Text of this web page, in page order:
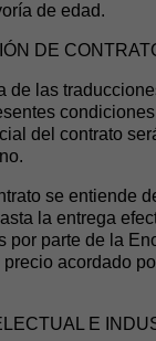
de edad.
DE
de las
del contrato
se entiende
la entrega
por parte de la
acordado
E